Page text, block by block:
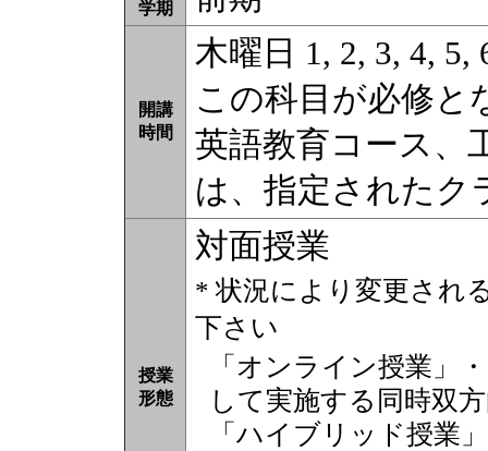
学期
開講
時間
木曜日 1, 2, 3, 4, 5,
この科目が必修と
英語教育コース、
は、指定されたク
授業
形態
対面授業
* 状況により変更され
下さい
「オンライン授業」
して実施する同時双
「ハイブリッド授業